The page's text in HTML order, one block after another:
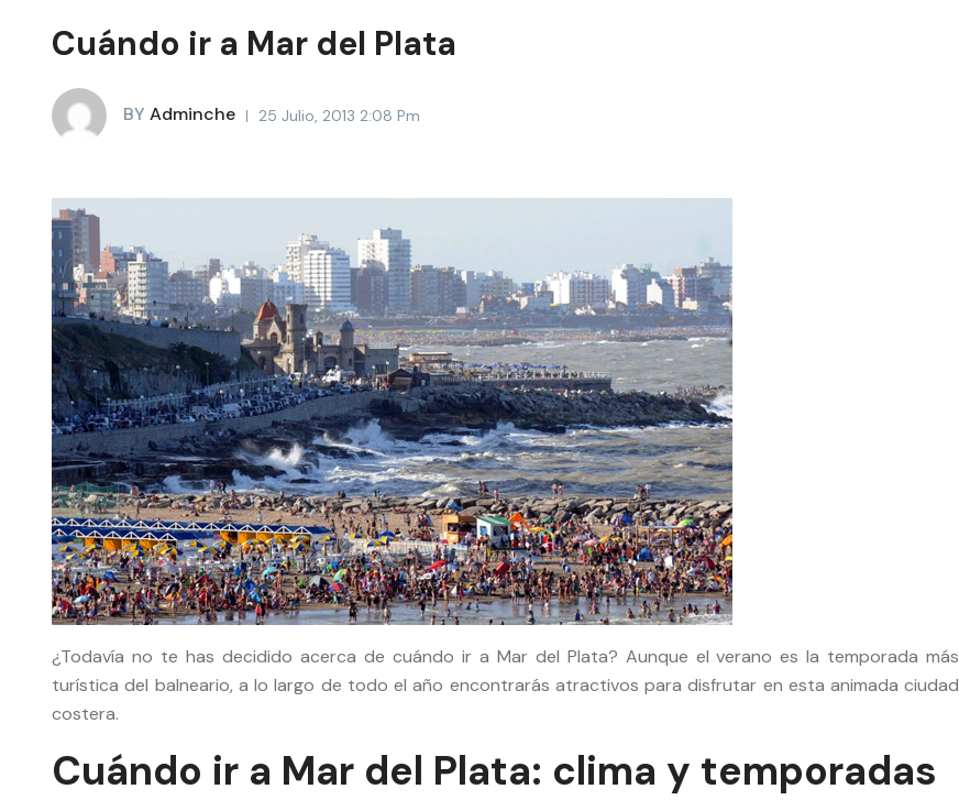
Cuándo ir a Mar del Plata
BY Adminche 25 Julio, 2013 2:08 Pm
¿Todavía no te has decidido acerca de cuándo ir a Mar del Plata? Aunque el verano es la temporada más
turística del balneario, a lo largo de todo el año encontrarás atractivos para disfrutar en esta animada ciudad
costera.
Cuándo ir a Mar del Plata: clima y temporadas